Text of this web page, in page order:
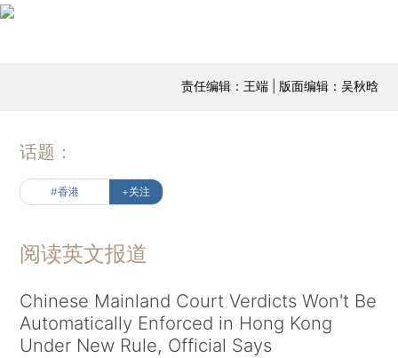
责任编辑：王端 | 版面编辑：吴秋晗
话题：
#香港 +关注
阅读英文报道
Chinese Mainland Court Verdicts Won't Be
Automatically Enforced in Hong Kong
Under New Rule, Official Says